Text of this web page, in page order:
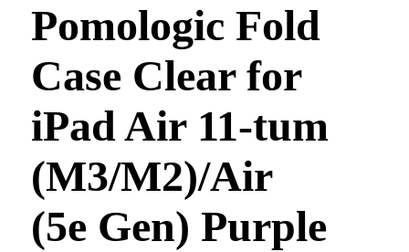
Pomologic Fold
Case Clear for
iPad Air 11-tum
(M3/M2)/Air
(5e Gen) Purple